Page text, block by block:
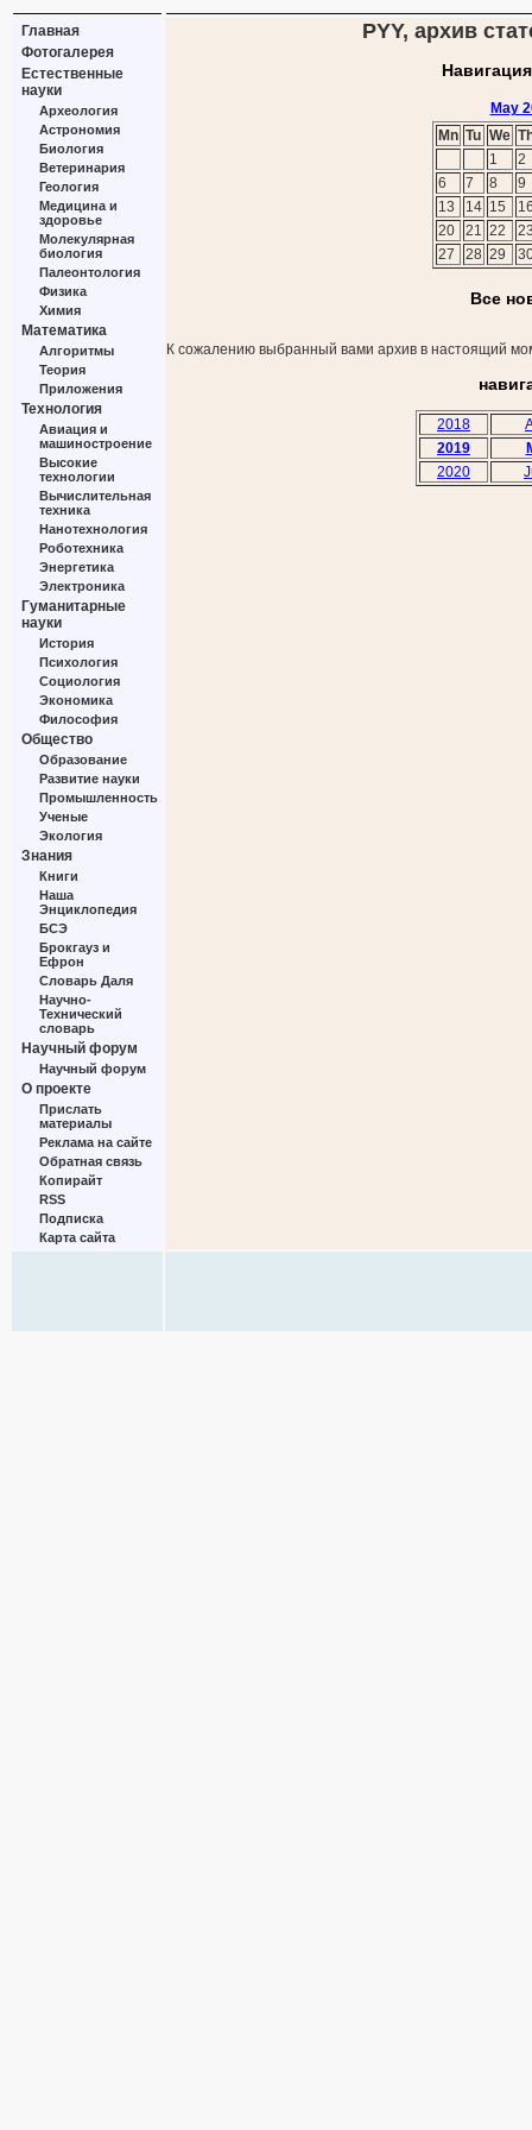
Главная
Фотогалерея
Естественные
науки
Археология
Астрономия
Биология
Ветеринария
Геология
Медицина и
здоровье
Молекулярная
биология
Палеонтология
Физика
Химия
Математика
Алгоритмы
Теория
Приложения
Технология
Авиация и
машиностроение
Высокие
технологии
Вычислительная
техника
Нанотехнология
Роботехника
Энергетика
Электроника
Гуманитарные
науки
История
Психология
Социология
Экономика
Философия
Общество
Образование
Развитие науки
Промышленность
Ученые
Экология
Знания
Книги
Наша
Энциклопедия
БСЭ
Брокгауз и
Ефрон
Словарь Даля
Научно-
Технический
словарь
Научный форум
Научный форум
О проекте
Прислать
материалы
Реклама на сайте
Обратная связь
Копирайт
RSS
Подписка
Карта сайта
PYY, архив
May
Mn Tu We
1
2
6
7 8
9
13
14 15
20
21 22
27
28 29
Все
К сожалению выбранный вами архив в настоящий
2018
2019
2020